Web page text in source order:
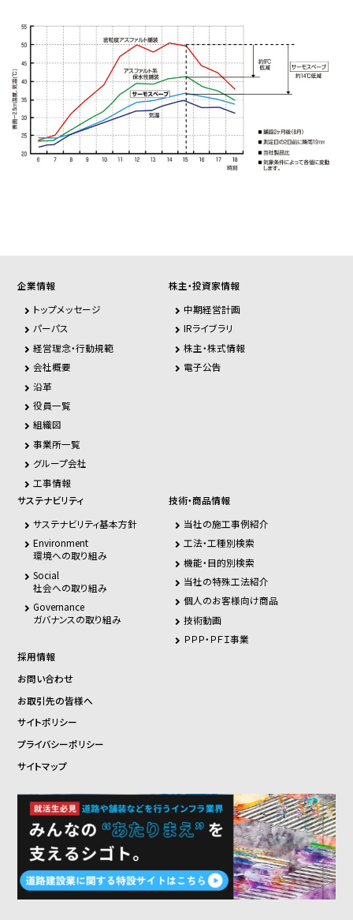
企業情報
トップメッセージ
パーパス
経営理念・行動規範
会社概要
沿革
役員一覧
組織図
事業所一覧
グループ会社
工事情報
株主・投資家情報
中期経営計画
IRライブラリ
株主・株式情報
電子公告
サステナビリティ
サステナビリティ基本方針
Environment
環境への取り組み
Social
社会への取り組み
Governance
ガバナンスの取り組み
技術・商品情報
当社の施工事例紹介
工法・工種別検索
機能・目的別検索
当社の特殊工法紹介
個人のお客様向け商品
技術動画
ＰＰＰ・ＰＦＩ事業
採用情報
お問い合わせ
お取引先の皆様へ
サイトポリシー
プライバシーポリシー
サイトマップ